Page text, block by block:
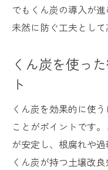
でもくん炭の導入が
未然に防ぐ工夫として
くん炭を使っ
ト
くん炭を効果的に使
ことがポイントです
が安定し、根腐れや
くん炭が持つ土壌改